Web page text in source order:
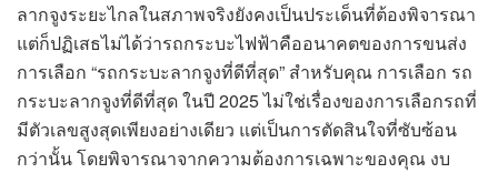
ลากจูงระยะไกลในสภาพจริงยังคงเป็นประเด็นที่ต้องพิจารณา
แต่ก็ปฏิเสธไม่ได้ว่ารถกระบะไฟฟ้าคืออนาคตของการขนส่ง
การเลือก “รถกระบะลากจูงที่ดีที่สุด” สำหรับคุณ การเลือก รถ
กระบะลากจูงที่ดีที่สุด ในปี 2025 ไม่ใช่เรื่องของการเลือกรถที่
มีตัวเลขสูงสุดเพียงอย่างเดียว แต่เป็นการตัดสินใจที่ซับซ้อน
กว่านั้น โดยพิจารณาจากความต้องการเฉพาะของคุณ งบ